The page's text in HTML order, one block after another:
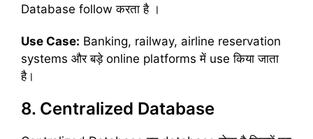
Database follow करता है ।
Use Case: Banking, railway, airline reservation
systems और बड़े online platforms में use किया जाता
है।
8. Centralized Database